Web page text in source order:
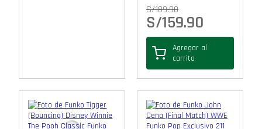
S/189.90
S/159.90
Agregar al
carrito